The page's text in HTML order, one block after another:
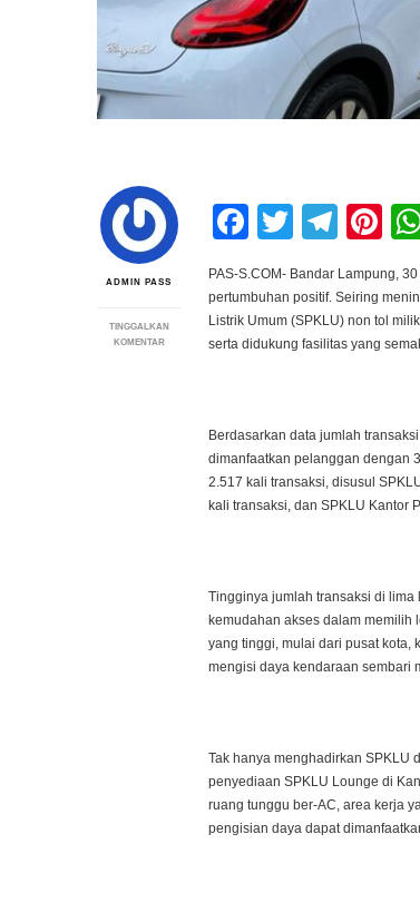
ADMIN PASS
TINGGALKAN
KOMENTARPADA
PENGGUNA
LAMPUNG
Facebook
Twitter
PAS-S.COM- Bandar Lampung,
pertumbuhan positif. Seiring
Listrik Umum (SPKLU) non tol
serta didukung fasilitas yang
Berdasarkan data jumlah
dimanfaatkan pelanggan dengan
2.517 kali transaksi, disusul
kali transaksi, dan SPKLU Kantor
Tingginya jumlah transaksi di
kemudahan akses dalam memilih
yang tinggi, mulai dari pusat kota,
mengisi daya kendaraan sembari
Tak hanya menghadirkan SPKLU
penyediaan SPKLU Lounge di
ruang tunggu ber-AC, area kerja
pengisian daya dapat